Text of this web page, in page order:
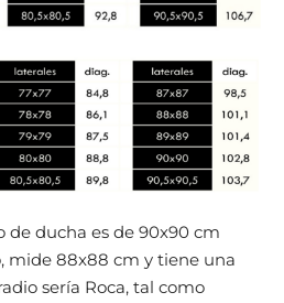
de ducha es de 90x90 cm
mide 88x88 cm y tiene una
sería Roca, tal como